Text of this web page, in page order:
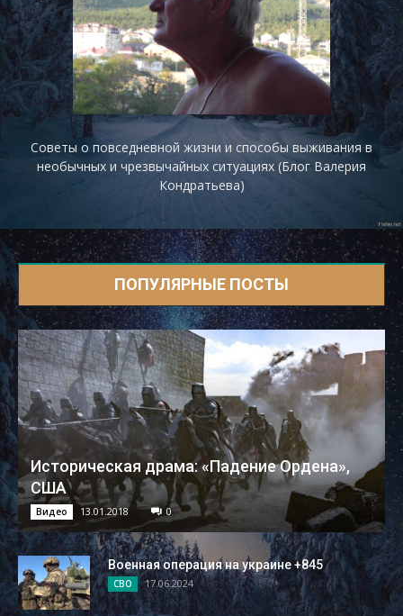
Советы о повседневной жизни и способы выживания в
необычных и чрезвычайных ситуациях (Блог Валерия
Кондратьева)
ПОПУЛЯРНЫЕ ПОСТЫ
Историческая драма: «Падение Ордена»,
США
Видео 13.01.2018 0
Военная операция на украине +845
СВО 17.06.2024